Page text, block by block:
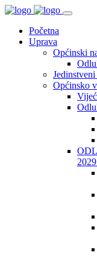
Početna
Uprava
Općinski
Općinsko